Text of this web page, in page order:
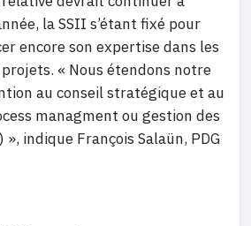
la SSII s’étant fixé pour
encore son expertise dans les
« Nous étendons notre
au conseil stratégique et au
managment ou gestion des
indique François Salaün, PDG